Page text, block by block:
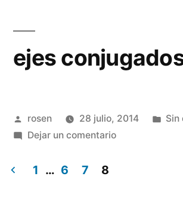
ejes
Publicado
por
rosen 28 julio, 2014
Sin
Dejar un comentarioen
1 … 6 7 8